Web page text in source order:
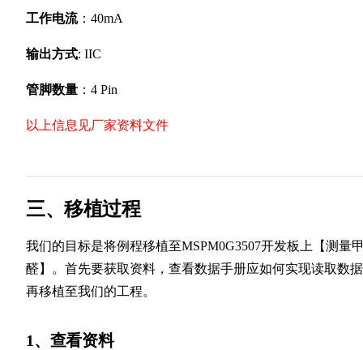
工作电流：40mA
输出方式: IIC
管脚数量 ：4 Pin
以上信息见厂家资料文件
三、移植过程
我们的目标是将例程移植至MSPM0G3507开发板上【测量
醛】。首先要获取资料，查看数据手册应如何实现读取数
再移植至我们的工程。
1、查看资料